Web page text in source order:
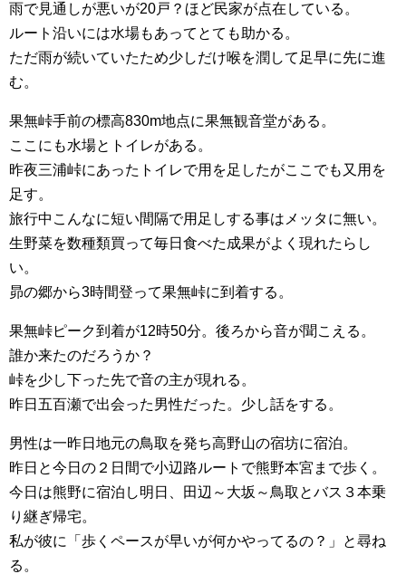
雨で見通しが悪いが20戸？ほど民家が点在している。
ルート沿いには水場もあってとても助かる。
ただ雨が続いていたため少しだけ喉を潤して足早に先に進
む。
果無峠手前の標高830m地点に果無観音堂がある。
ここにも水場とトイレがある。
昨夜三浦峠にあったトイレで用を足したがここでも又用を
足す。
旅行中こんなに短い間隔で用足しする事はメッタに無い。
生野菜を数種類買って毎日食べた成果がよく現れたらし
い。
昴の郷から3時間登って果無峠に到着する。
果無峠ピーク到着が12時50分。後ろから音が聞こえる。
誰か来たのだろうか？
峠を少し下った先で音の主が現れる。
昨日五百瀬で出会った男性だった。少し話をする。
男性は一昨日地元の鳥取を発ち高野山の宿坊に宿泊。
昨日と今日の２日間で小辺路ルートで熊野本宮まで歩く。
今日は熊野に宿泊し明日、田辺～大坂～鳥取とバス３本乗
り継ぎ帰宅。
私が彼に「歩くペースが早いが何かやってるの？」と尋ね
る。